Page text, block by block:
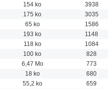
154 ko 3938
175 ko 3035
65 ko 1586
193 ko 1148
118 ko 1084
100 ko 828
6,47 Mo 773
18 ko 680
55,2 ko 659